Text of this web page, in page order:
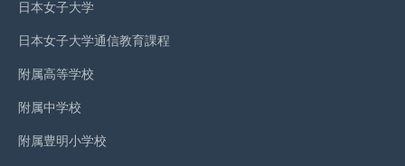
日本女子大学
日本女子大学通信教育課程
附属高等学校
附属中学校
附属豊明小学校